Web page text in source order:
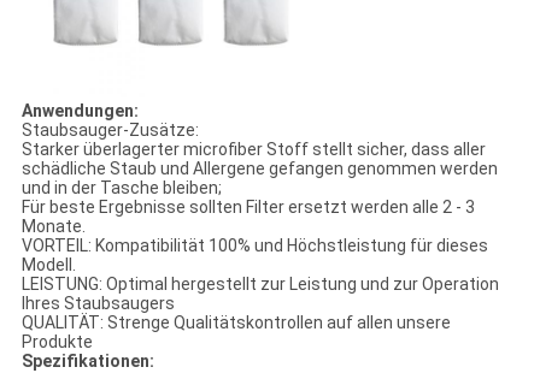
Anwendungen:
Staubsauger-Zusätze:
Starker überlagerter microfiber Stoff stellt sicher, dass aller
schädliche Staub und Allergene gefangen genommen werden
und in der Tasche bleiben;
Für beste Ergebnisse sollten Filter ersetzt werden alle 2 - 3
Monate.
VORTEIL: Kompatibilität 100% und Höchstleistung für dieses
Modell.
LEISTUNG: Optimal hergestellt zur Leistung und zur Operation
Ihres Staubsaugers
QUALITÄT: Strenge Qualitätskontrollen auf allen unsere
Produkte
Spezifikationen: